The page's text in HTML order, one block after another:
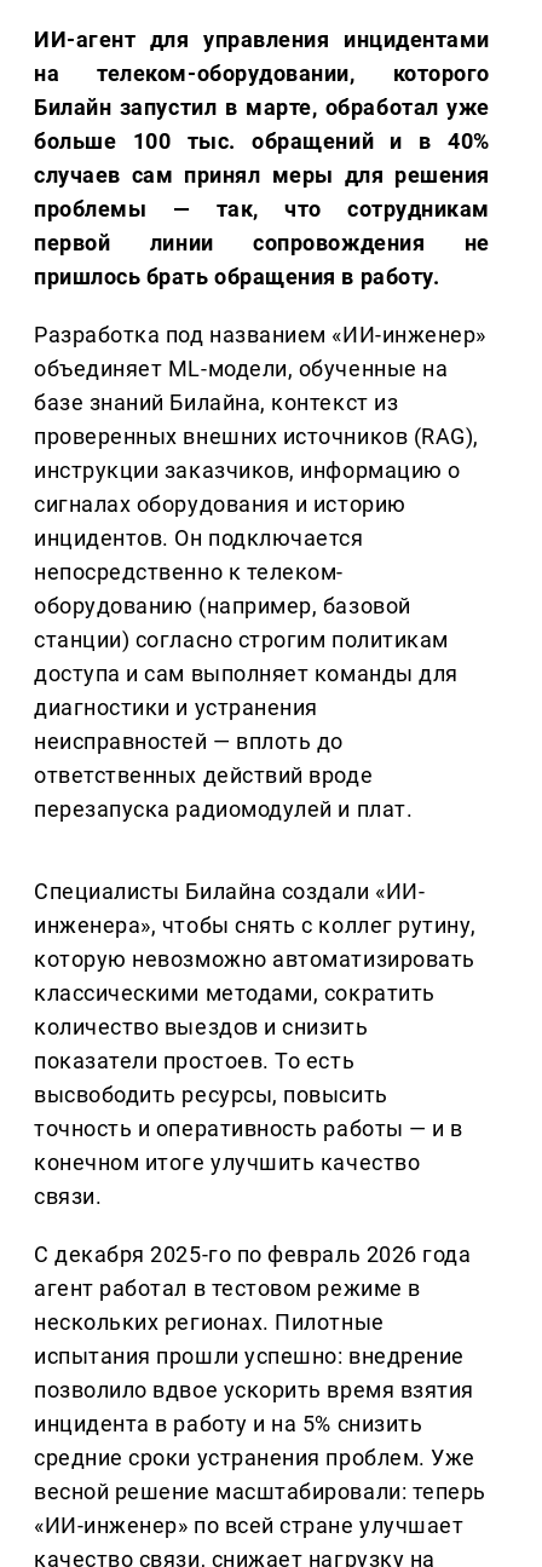
ИИ-агент для управления инцидентами
на телеком-оборудовании, которого
Билайн запустил в марте, обработал уже
больше 100 тыс. обращений и в 40%
случаев сам принял меры для решения
проблемы — так, что сотрудникам
первой линии сопровождения не
пришлось брать обращения в работу.
Разработка под названием «ИИ-инженер»
объединяет ML-модели, обученные на
базе знаний Билайна, контекст из
проверенных внешних источников (RAG),
инструкции заказчиков, информацию о
сигналах оборудования и историю
инцидентов. Он подключается
непосредственно к телеком-
оборудованию (например, базовой
станции) согласно строгим политикам
доступа и сам выполняет команды для
диагностики и устранения
неисправностей — вплоть до
ответственных действий вроде
перезапуска радиомодулей и плат.
Специалисты Билайна создали «ИИ-
инженера», чтобы снять с коллег рутину,
которую невозможно автоматизировать
классическими методами, сократить
количество выездов и снизить
показатели простоев. То есть
высвободить ресурсы, повысить
точность и оперативность работы — и в
конечном итоге улучшить качество
связи.
С декабря 2025-го по февраль 2026 года
агент работал в тестовом режиме в
нескольких регионах. Пилотные
испытания прошли успешно: внедрение
позволило вдвое ускорить время взятия
инцидента в работу и на 5% снизить
средние сроки устранения проблем. Уже
весной решение масштабировали: теперь
«ИИ-инженер» по всей стране улучшает
качество связи, снижает нагрузку на